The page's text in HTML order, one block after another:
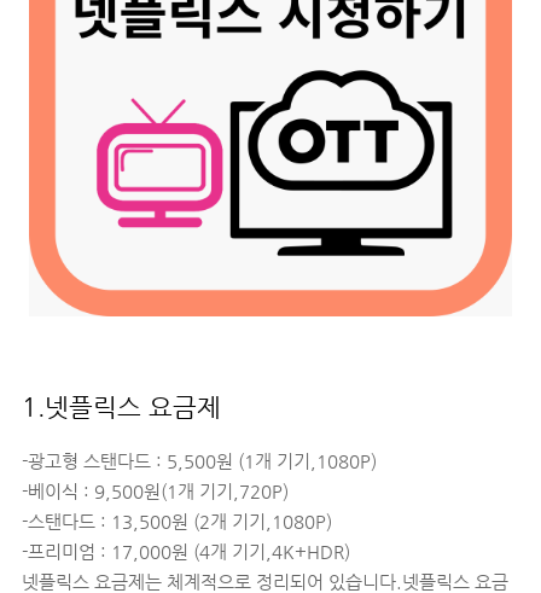
1.넷플릭스 요금제
-광고형 스탠다드 : 5,500원 (1개 기기,1080P)
-베이식 : 9,500원(1개 기기,720P)
-스탠다드 : 13,500원 (2개 기기,1080P)
-프리미엄 : 17,000원 (4개 기기,4K+HDR)
넷플릭스 요금제는 체계적으로 정리되어 있습니다.넷플릭스 요금